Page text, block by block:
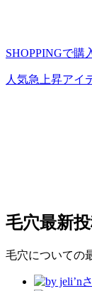
SHOPPINGで購
人気急上昇アイ
毛穴最新
毛穴についての